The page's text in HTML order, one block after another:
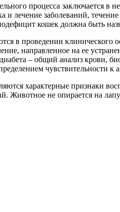
процесса заключается
и лечение заболеваний,
кошек должна быть
в проведении
направленное на ее
– общий анализ крови,
чувствительности
характерные признаки
Животное не опирается на